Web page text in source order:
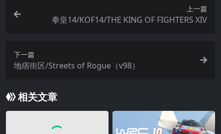
上一篇
拳皇14/KOF14/THE KING OF FIGHTERS XIV
下一篇
地痞街区/Streets of Rogue（v98）
相关文章